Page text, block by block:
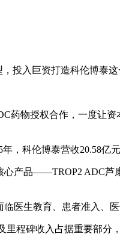
投入巨资打造科伦博泰这
药物授权合作，一度让
，科伦博泰营收20.58亿
产品——TROP2 ADC
医生教育、患者准入、医
程碑收入占据重要部分